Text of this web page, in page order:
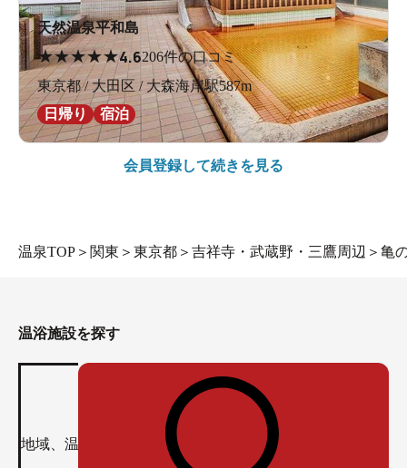
天然温泉平和島
★★★★★4.6206件の口コミ
東京都 / 大田区 / 大森海岸駅587m
日帰り
宿泊
会員登録して続きを見る
温泉TOP ＞ 関東 ＞ 東京都 ＞ 吉祥寺・武蔵野・三鷹周辺 ＞ 亀
温浴施設を探す